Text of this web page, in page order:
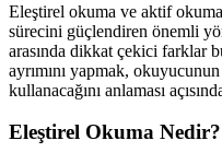
Eleştirel okuma ve aktif
sürecini güçlendiren önemli
arasında dikkat çekici farklar
ayrımını yapmak,
kullanacağını anlaması
Eleştirel Okuma Nedir?